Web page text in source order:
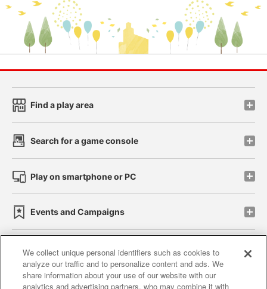
Find a play area
Search for a game console
Play on smartphone or PC
Events and Campaigns
Affiliate Sustainability site policy privacy policy
We collect unique personal identifiers such as cookies to
analyze our traffic and to personalize content and ads. We
share information about your use of our website with our
analytics and advertising partners, who may combine it with